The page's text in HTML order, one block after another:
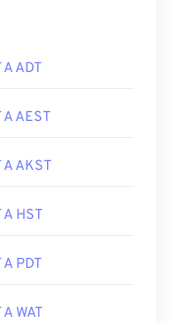
A ADT
A AEST
A AKST
A HST
A PDT
A WAT